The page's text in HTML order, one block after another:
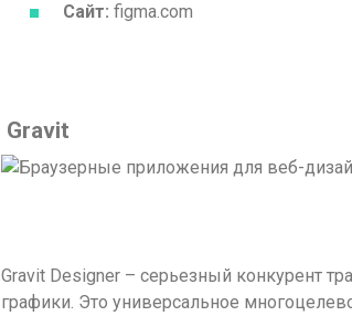
Сайт: figma.com
Gravit
Gravit Designer – серьезный конкурент
графики. Это универсальное